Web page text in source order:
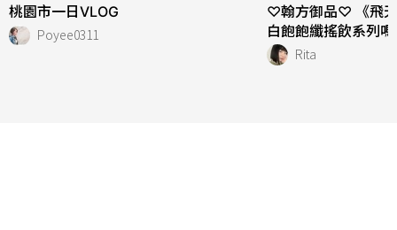
桃園市一日VLOG
Poyee0311
♡翰方御品♡ 《飛
白飽飽纖搖飲系列
Rita